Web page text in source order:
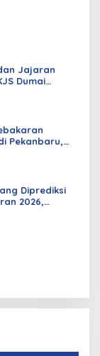
Jajaran
Dumai
Pekanbaru,
Diprediksi
2026,